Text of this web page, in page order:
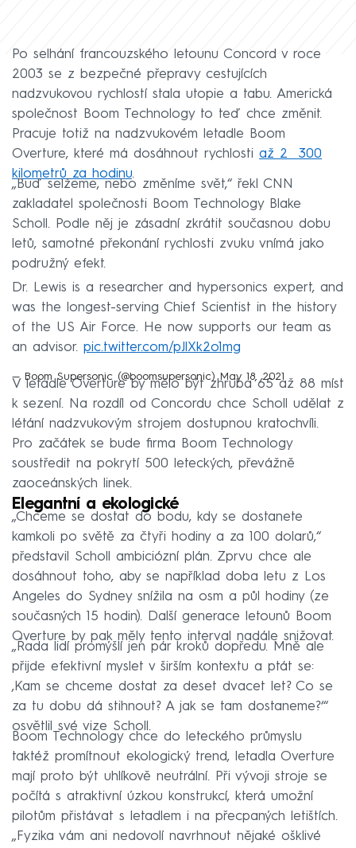
Po selhání francouzského letounu Concord v roce
2003 se z bezpečné přepravy cestujících
nadzvukovou rychlostí stala utopie a tabu. Americká
společnost Boom Technology to teď chce změnit.
Pracuje totiž na nadzvukovém letadle Boom
Overture, které má dosáhnout rychlosti až 2 300
kilometrů za hodinu.
„Buď selžeme, nebo změníme svět,“ řekl CNN
zakladatel společnosti Boom Technology Blake
Scholl. Podle něj je zásadní zkrátit současnou dobu
letů, samotné překonání rychlosti zvuku vnímá jako
podružný efekt.
Dr. Lewis is a researcher and hypersonics expert, and
was the longest-serving Chief Scientist in the history
of the US Air Force. He now supports our team as
an advisor. pic.twitter.com/pJlXk2o1mg
— Boom Supersonic (@boomsupersonic) May 18, 2021
V letadle Overture by mělo být zhruba 65 až 88 míst
k sezení. Na rozdíl od Concordu chce Scholl udělat z
létání nadzvukovým strojem dostupnou kratochvíli.
Pro začátek se bude firma Boom Technology
soustředit na pokrytí 500 leteckých, převážně
zaoceánských linek.
Elegantní a ekologické
„Chceme se dostat do bodu, kdy se dostanete
kamkoli po světě za čtyři hodiny a za 100 dolarů,“
představil Scholl ambiciózní plán. Zprvu chce ale
dosáhnout toho, aby se například doba letu z Los
Angeles do Sydney snížila na osm a půl hodiny (ze
současných 15 hodin). Další generace letounů Boom
Overture by pak měly tento interval nadále snižovat.
„Řada lidí promýšlí jen pár kroků dopředu. Mně ale
přijde efektivní myslet v širším kontextu a ptát se:
‚Kam se chceme dostat za deset dvacet let? Co se
za tu dobu dá stihnout? A jak se tam dostaneme?‘“
osvětlil své vize Scholl.
Boom Technology chce do leteckého průmyslu
taktéž promítnout ekologický trend, letadla Overture
mají proto být uhlíkově neutrální. Při vývoji stroje se
počítá s atraktivní úzkou konstrukcí, která umožní
pilotům přistávat s letadlem i na přecpaných letištích.
„Fyzika vám ani nedovolí navrhnout nějaké ošklivé